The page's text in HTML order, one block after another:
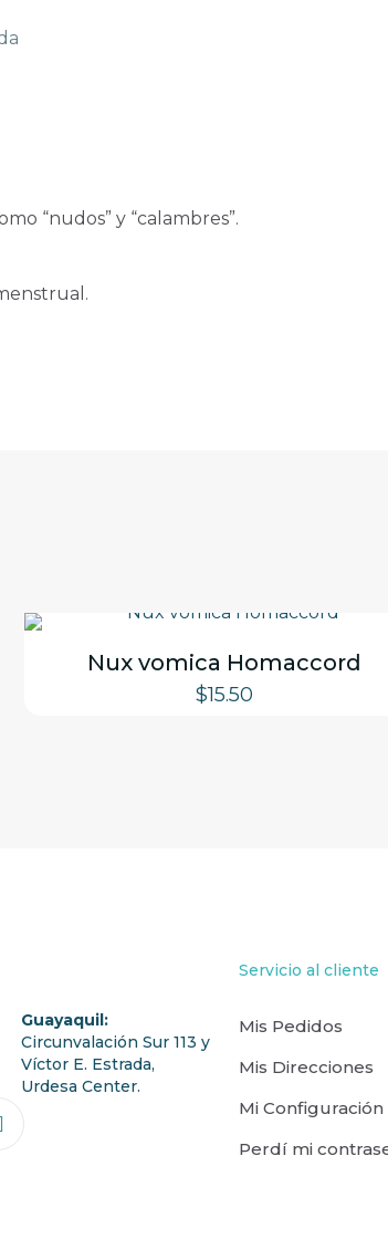
“nudos” y “calambres”.
Nux vomica Homaccord
$15.50
Guayaquil:
Circunvalación Sur 113 y
Víctor E. Estrada,
Urdesa Center.
Servicio al cliente
Mis Pedidos
Mis Direcciones
Mi Configuración
Perdí mi